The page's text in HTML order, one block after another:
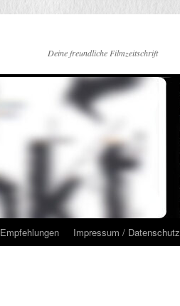
Deine freundliche Filmzeitschrift
Empfehlungen Impressum / Datenschutz